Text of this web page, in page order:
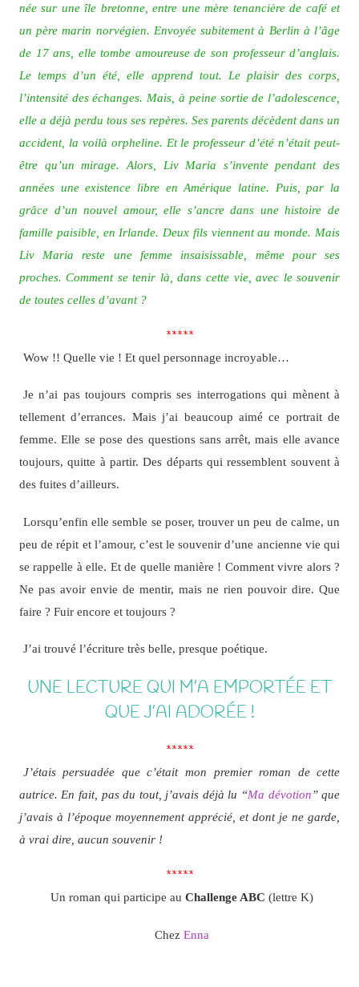
née sur une île bretonne, entre une mère tenancière de café et
un père marin norvégien. Envoyée subitement à Berlin à l’âge
de 17 ans, elle tombe amoureuse de son professeur d’anglais.
Le temps d’un été, elle apprend tout. Le plaisir des corps,
l’intensité des échanges. Mais, à peine sortie de l’adolescence,
elle a déjà perdu tous ses repères. Ses parents décèdent dans un
accident, la voilà orpheline. Et le professeur d’été n’était peut-
être qu’un mirage. Alors, Liv Maria s’invente pendant des
années une existence libre en Amérique latine. Puis, par la
grâce d’un nouvel amour, elle s’ancre dans une histoire de
famille paisible, en Irlande. Deux fils viennent au monde. Mais
Liv Maria reste une femme insaisissable, même pour ses
proches. Comment se tenir là, dans cette vie, avec le souvenir
de toutes celles d’avant ?
*****
Wow !! Quelle vie ! Et quel personnage incroyable…
Je n’ai pas toujours compris ses interrogations qui mènent à
tellement d’errances. Mais j’ai beaucoup aimé ce portrait de
femme. Elle se pose des questions sans arrêt, mais elle avance
toujours, quitte à partir. Des départs qui ressemblent souvent à
des fuites d’ailleurs.
Lorsqu’enfin elle semble se poser, trouver un peu de calme, un
peu de répit et l’amour, c’est le souvenir d’une ancienne vie qui
se rappelle à elle. Et de quelle manière ! Comment vivre alors ?
Ne pas avoir envie de mentir, mais ne rien pouvoir dire. Que
faire ? Fuir encore et toujours ?
J’ai trouvé l’écriture très belle, presque poétique.
UNE LECTURE QUI M’A EMPORTÉE ET
QUE J’AI ADORÉE !
*****
J’étais persuadée que c’était mon premier roman de cette
autrice. En fait, pas du tout, j’avais déjà lu “Ma dévotion” que
j’avais à l’époque moyennement apprécié, et dont je ne garde,
à vrai dire, aucun souvenir !
*****
Un roman qui participe au Challenge ABC (lettre K)
Chez Enna